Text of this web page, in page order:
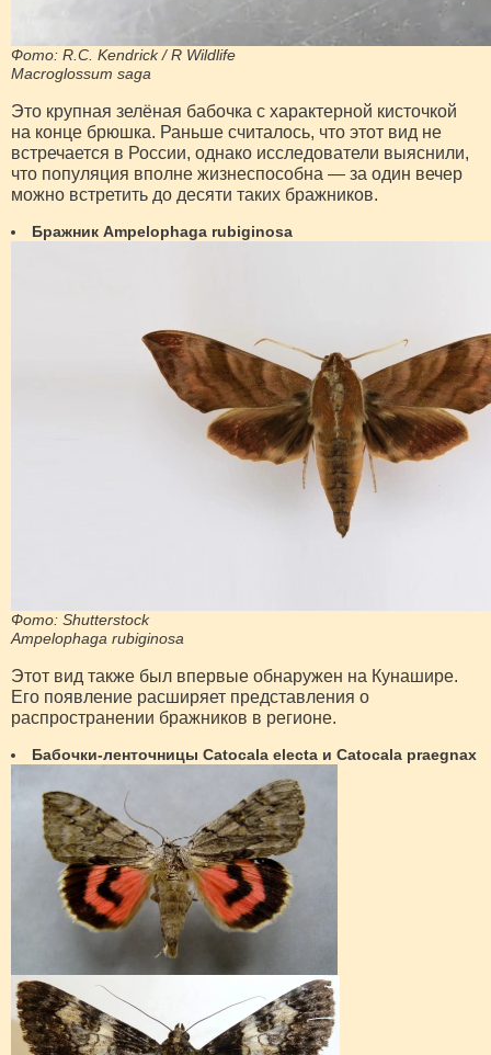
Фото: R.C. Kendrick / R Wildlife
Macroglossum saga
Это крупная зелёная бабочка с характерной кисточкой
на конце брюшка. Раньше считалось, что этот вид не
встречается в России, однако исследователи выяснили,
что популяция вполне жизнеспособна — за один вечер
можно встретить до десяти таких бражников.
Бражник Ampelophaga rubiginosa
Фото: Shutterstock
Ampelophaga rubiginosa
Этот вид также был впервые обнаружен на Кунашире.
Его появление расширяет представления о
распространении бражников в регионе.
Бабочки-ленточницы Catocala electa и Catocala praegnax